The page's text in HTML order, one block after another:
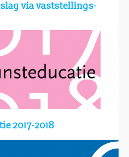
via vaststellings-
2017-2018